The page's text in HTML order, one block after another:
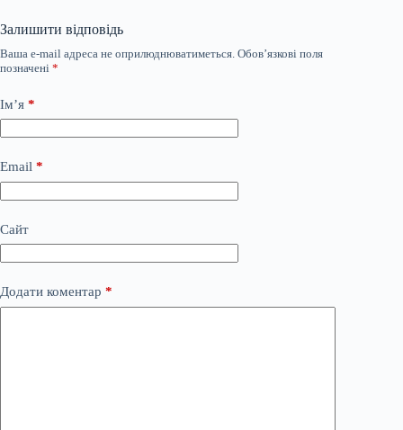
Залишити відповідь
Ваша e-mail адреса не оприлюднюватиметься. Обов’язкові поля
позначені *
Ім’я *
Email *
Сайт
Додати коментар *